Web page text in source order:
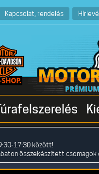
Kapcsolat, rendelés
17:30 között!
összekészített